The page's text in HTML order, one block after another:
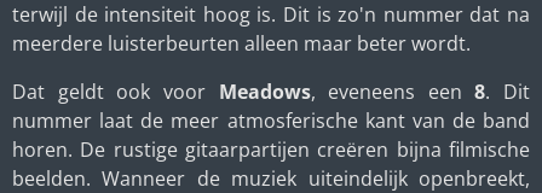
terwijl de intensiteit hoog is. Dit is zo'n nummer dat na
meerdere luisterbeurten alleen maar beter wordt.
Dat geldt ook voor Meadows, eveneens een8. Dit
nummer laat de meer atmosferische kant van de band
horen. De rustige gitaarpartijen creëren bijna filmische
beelden. Wanneer de muziek uiteindelijk openbreekt,